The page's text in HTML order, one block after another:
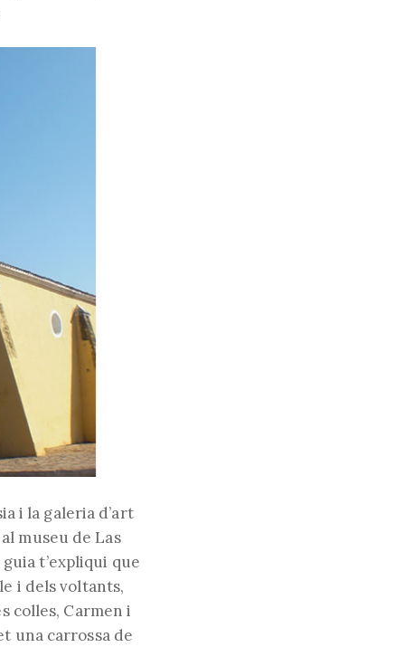
i la galeria d’art
museu de Las
t’expliqui que
i dels voltants,
colles, Carmen i
una carrossa de